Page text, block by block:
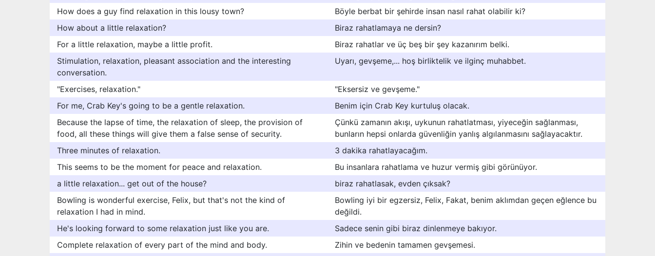
How does a guy find relaxation in this lousy town?
Böyle berbat bir şehirde insan nasıl rahat olabilir ki?
How about a little relaxation?
Biraz rahatlamaya ne dersin?
For a little relaxation, maybe a little profit.
Biraz rahatlar ve üç beş bir şey kazanırım belki.
Stimulation, relaxation, pleasant association and the interesting
conversation.
Uyarı, gevşeme,... hoş birliktelik ve ilginç muhabbet.
"Exercises, relaxation."
"Eksersiz ve gevşeme."
For me, Crab Key's going to be a gentle relaxation.
Benim için Crab Key kurtuluş olacak.
Because the lapse of time, the relaxation of sleep, the provision of
food, all these things will give them a false sense of security.
Çünkü zamanın akışı, uykunun rahatlatması, yiyeceğin sağlanması,
bunların hepsi onlarda güvenliğin yanlış algılanmasını sağlayacaktır.
Three minutes of relaxation.
3 dakika rahatlayacağım.
This seems to be the moment for peace and relaxation.
Bu insanlara rahatlama ve huzur vermiş gibi görünüyor.
a little relaxation... get out of the house?
biraz rahatlasak, evden çıksak?
Bowling is wonderful exercise, Felix, but that's not the kind of
relaxation I had in mind.
Bowling iyi bir egzersiz, Felix, Fakat, benim aklımdan geçen eğlence bu
değildi.
He's looking forward to some relaxation just like you are.
Sadece senin gibi biraz dinlenmeye bakıyor.
Complete relaxation of every part of the mind and body.
Zihin ve bedenin tamamen gevşemesi.